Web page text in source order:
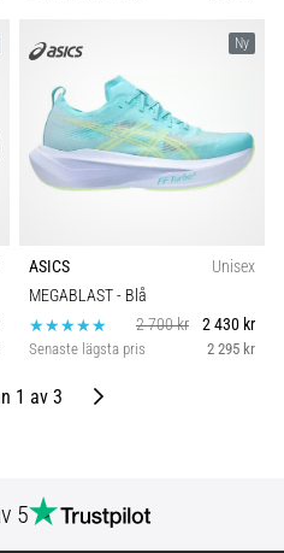
Ny
ASICS
Unisex
MEGABLAST- Blå
2 700 kr
2 430 kr
Senaste lägsta pris 2 295 kr
1 av 3 Nästa
5